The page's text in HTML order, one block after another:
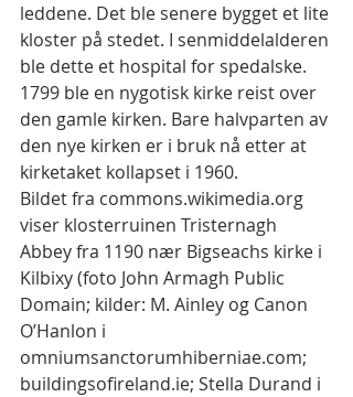
leddene. Det ble senere bygget et lite
kloster på stedet. I senmiddelalderen
ble dette et hospital for spedalske.
1799 ble en nygotisk kirke reist over
den gamle kirken. Bare halvparten av
den nye kirken er i bruk nå etter at
kirketaket kollapset i 1960.
Bildet fra commons.wikimedia.org
viser klosterruinen Tristernagh
Abbey fra 1190 nær Bigseachs kirke i
Kilbixy (foto John Armagh Public
Domain; kilder: M. Ainley og Canon
O’Hanlon i
omniumsanctorumhiberniae.com;
buildingsofireland.ie; Stella Durand i